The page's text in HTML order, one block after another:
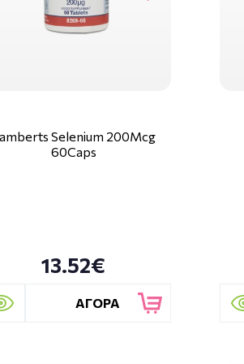
Selenium 200Mcg
60Caps
13.52€
ΑΓΟΡΑ